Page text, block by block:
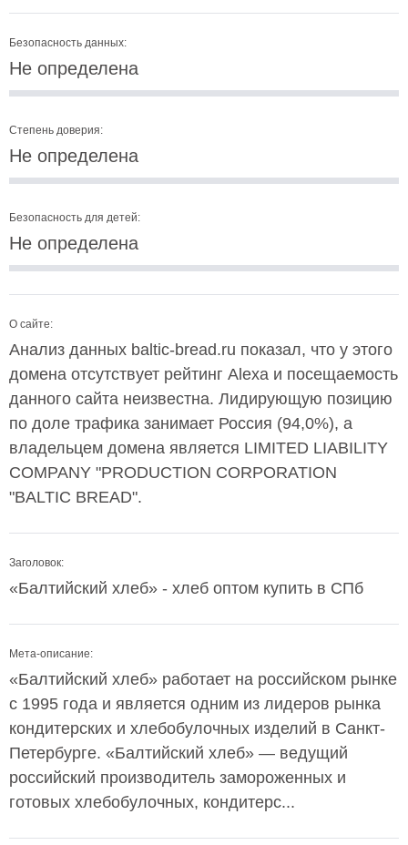
Безопасность данных:
Не определена
Степень доверия:
Не определена
Безопасность для детей:
Не определена
О сайте:
Анализ данных baltic-bread.ru показал, что у этого
домена отсутствует рейтинг Alexa и посещаемость
данного сайта неизвестна. Лидирующую позицию
по доле трафика занимает Россия (94,0%), а
владельцем домена является LIMITED LIABILITY
COMPANY "PRODUCTION CORPORATION
"BALTIC BREAD".
Заголовок:
«Балтийский хлеб» - хлеб оптом купить в СПб
Мета-описание:
«Балтийский хлеб» работает на российском рынке
с 1995 года и является одним из лидеров рынка
кондитерских и хлебобулочных изделий в Санкт-
Петербурге. «Балтийский хлеб» — ведущий
российский производитель замороженных и
готовых хлебобулочных, кондитерс...